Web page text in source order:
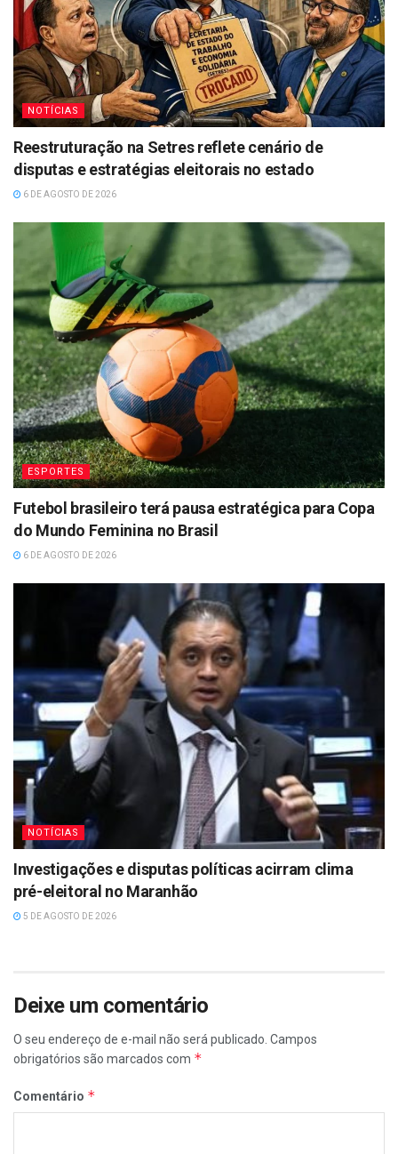
NOTÍCIAS
Reestruturação na Setres reflete cenário de
disputas e estratégias eleitorais no estado
6 DE AGOSTO DE 2026
ESPORTES
Futebol brasileiro terá pausa estratégica para Copa
do Mundo Feminina no Brasil
6 DE AGOSTO DE 2026
NOTÍCIAS
Investigações e disputas políticas acirram clima
pré-eleitoral no Maranhão
5 DE AGOSTO DE 2026
Deixe um comentário
O seu endereço de e-mail não será publicado. Campos
obrigatórios são marcados com *
Comentário *